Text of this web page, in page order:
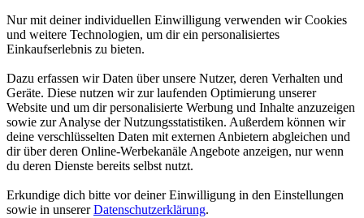
Nur mit deiner individuellen Einwilligung verwenden wir Cookies
und weitere Technologien, um dir ein personalisiertes
Einkaufserlebnis zu bieten.
Dazu erfassen wir Daten über unsere Nutzer, deren Verhalten und
Geräte. Diese nutzen wir zur laufenden Optimierung unserer
Website und um dir personalisierte Werbung und Inhalte anzuzeigen
sowie zur Analyse der Nutzungsstatistiken. Außerdem können wir
deine verschlüsselten Daten mit externen Anbietern abgleichen und
dir über deren Online-Werbekanäle Angebote anzeigen, nur wenn
du deren Dienste bereits selbst nutzt.
Erkundige dich bitte vor deiner Einwilligung in den Einstellungen
sowie in unsererDatenschutzerklärung.